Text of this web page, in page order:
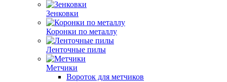
Зенковки
Коронки по металлу
Ленточные пилы
Метчики
Вороток для метчиков